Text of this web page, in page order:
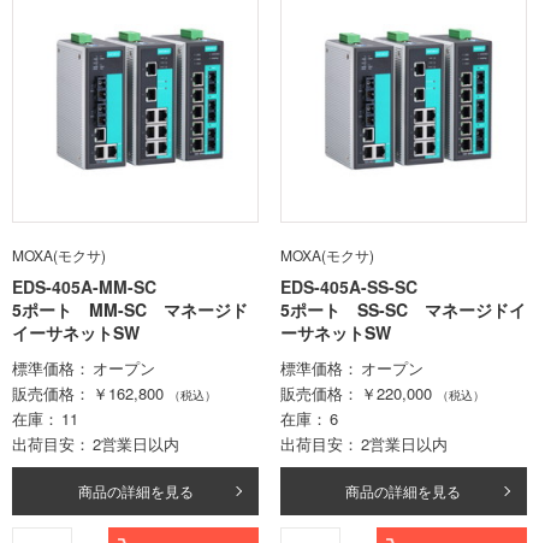
MOXA(モクサ)
EDS-405A-MM-SC
5ポート MM-SC マネージド
イーサネットSW
標準価格
オープン
販売価格
￥162,800 （税込）
在庫
11
出荷目安
2営業日以内
商品の詳細を見る
MOXA(モクサ)
EDS-405A-SS-SC
5ポート SS-SC マネージドイ
ーサネットSW
標準価格
オープン
販売価格
￥220,000 （税込）
在庫
6
出荷目安
2営業日以内
商品の詳細を見る